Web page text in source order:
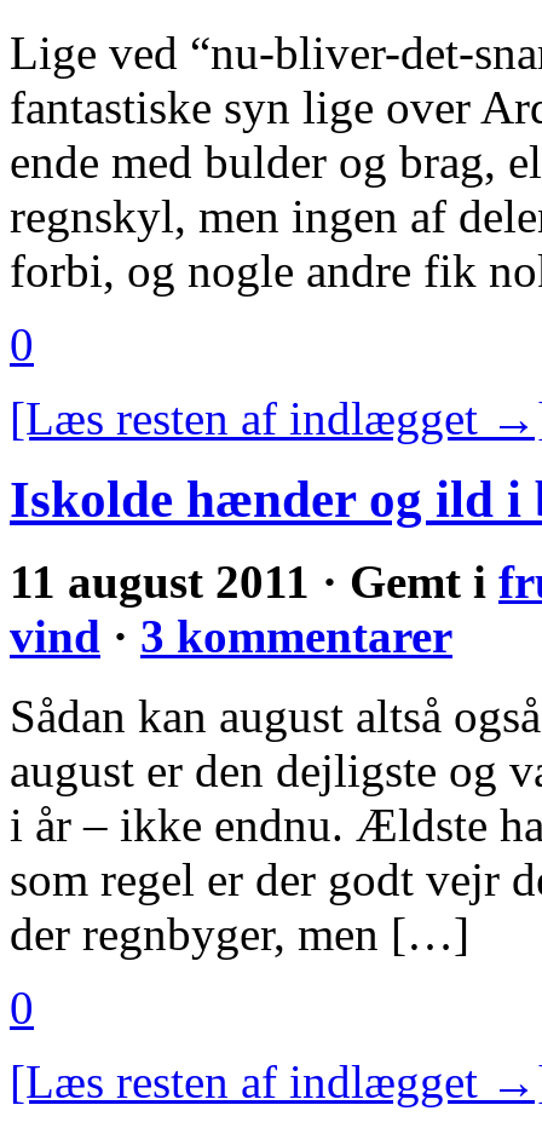
Lige ved “nu-bliver-det-
fantastiske syn lige over
ende med bulder og brag,
regnskyl, men ingen af
forbi, og nogle andre fik
0
[Læs resten af indlægget
Iskolde hænder og ild i
11 august 2011 · Gemt i
vind · 3 kommentarer
Sådan kan august altså
august er den dejligste og
i år – ikke endnu. Ældste
som regel er der godt vejr
der regnbyger, men […]
0
[Læs resten af indlægget